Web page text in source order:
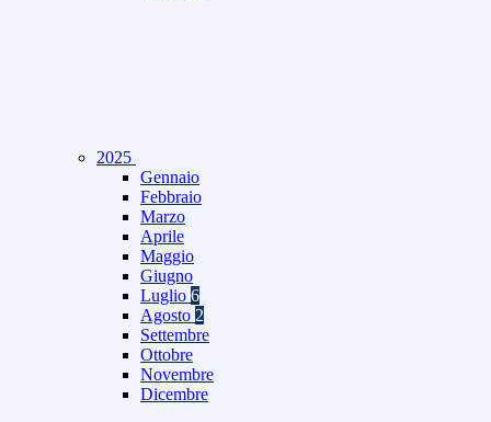
2025
Gennaio
Febbraio
Marzo
Aprile
Maggio
Giugno
Luglio 6
Agosto 2
Settembre
Ottobre
Novembre
Dicembre